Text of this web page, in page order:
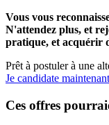
Vous vous
N'attendez plus, et
pratique, et acquérir
Prêt à postuler à une
Je candidate maintenant
Ces offres